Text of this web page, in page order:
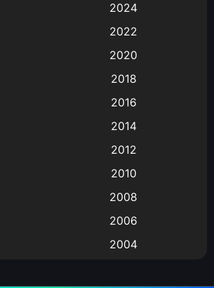
มชัน
2024
2022
2020
2018
2016
2014
2012
2010
2008
2006
2004